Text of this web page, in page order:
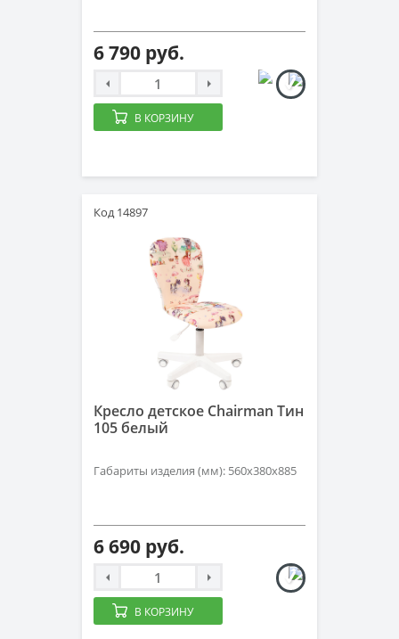
6 790 руб.
В КОРЗИНУ
Код 14897
Кресло детское Chairman Тин
105 белый
Габариты изделия (мм): 560х380х885
6 690 руб.
В КОРЗИНУ